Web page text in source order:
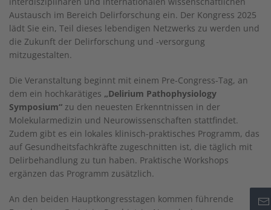
Austausch im Bereich Delirforschung ein. Der Kongress 2025
lädt Sie ein, Teil dieses lebendigen Netzwerks zu werden und
die Zukunft der Delirforschung und -versorgung
mitzugestalten.
Die Veranstaltung beginnt mit einem Pre-Congress-Tag, an
dem ein hochkarätiges „Delirium Pathophysiology
Symposium“ zu den neuesten Erkenntnissen in der
Molekularmedizin und Neurowissenschaften stattfindet.
Zudem gibt es ein lokales klinisch-praktisches Programm, das
auf Gesundheitsfachkräfte zugeschnitten ist, die täglich mit
Delirbehandlung zu tun haben. Praktische Workshops
ergänzen das Programm zusätzlich.
An den beiden Hauptkongresstagen kommen führende